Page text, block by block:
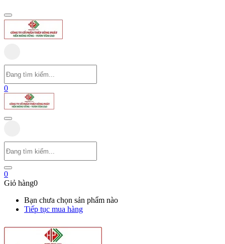
0
0
Giỏ hàng0
Bạn chưa chọn sản phẩm nào
Tiếp tục mua hàng